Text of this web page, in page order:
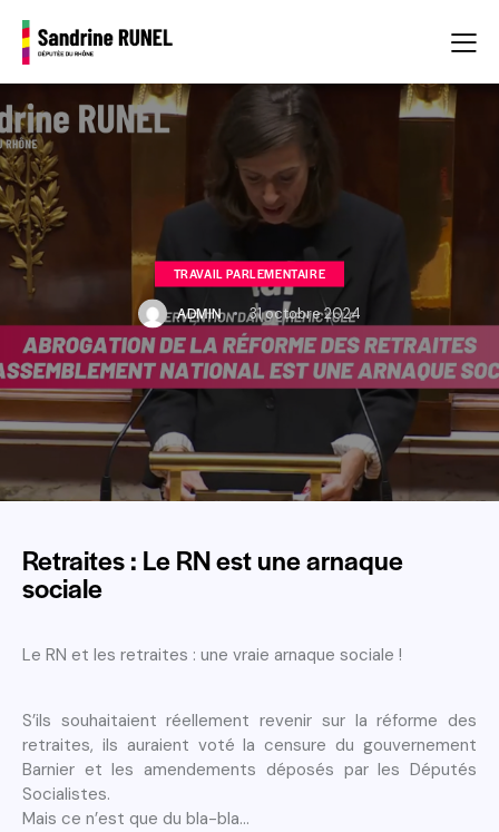
TRAVAIL PARLEMENTAIRE
ADMIN 31 octobre 2024
Retraites : Le RN est une arnaque
sociale
Le RN et les retraites : une vraie arnaque sociale !
S’ils souhaitaient réellement revenir sur la réforme des
retraites, ils auraient voté la censure du gouvernement
Barnier et les amendements déposés par les Députés
Socialistes.
Mais ce n’est que du bla-bla…